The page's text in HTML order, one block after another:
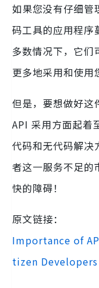
如果您没有仔细管
码工具的应用程序
多数情况下，它们
更多地采用和使用
但是，要想做好这
API 采用方面起着
代码和无代码解决
者这一服务不足的
快的障碍！
原文链接：
Importance of
tizen Developers